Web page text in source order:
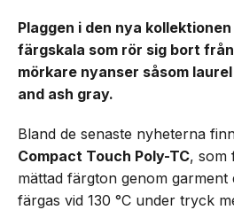
Plaggen i den nya
färgskala som rör sig bort
mörkare nyanser såsom
and ash gray.
Bland de senaste nyheterna
Compact Touch Poly-TC, som
mättad färgton genom
färgas vid 130 °C under tryck